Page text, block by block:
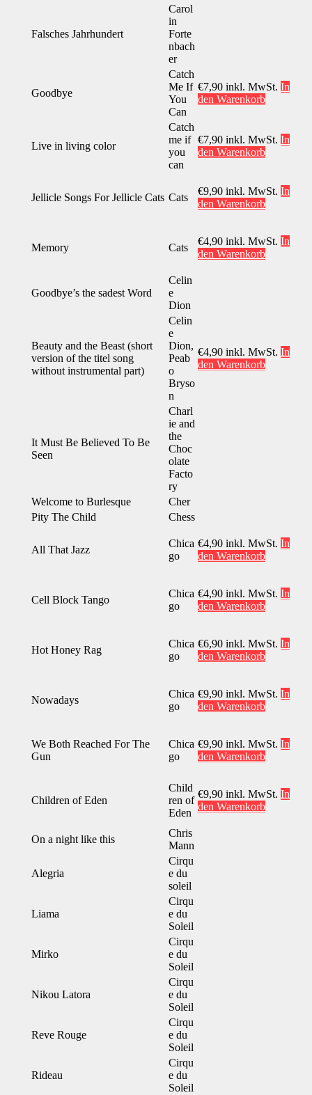
Falsches Jahrhundert
Carol
in
Forte
nbach
er
Goodbye
Catch
Me If
You
Can
€7,90 inkl. MwSt. In
den Warenkorb
Live in living color
Catch
me if
you
can
€7,90 inkl. MwSt. In
den Warenkorb
Jellicle Songs For Jellicle Cats Cats
€9,90 inkl. MwSt. In
den Warenkorb
Memory Cats
€4,90 inkl. MwSt. In
den Warenkorb
Goodbye’s the sadest Word
Celin
e
Dion
Beauty and the Beast (short
version of the titel song
without instrumental part)
Celin
e
Dion,
Peab
o
Bryso
n
€4,90 inkl. MwSt. In
den Warenkorb
It Must Be Believed To Be
Seen
Charl
ie and
the
Choc
olate
Facto
ry
Welcome to Burlesque
Cher
Pity The Child
Chess
All That Jazz
Chica
go
€4,90 inkl. MwSt. In
den Warenkorb
Cell Block Tango
Chica
go
€4,90 inkl. MwSt. In
den Warenkorb
Hot Honey Rag
Chica
go
€6,90 inkl. MwSt. In
den Warenkorb
Nowadays
Chica
go
€9,90 inkl. MwSt. In
den Warenkorb
We Both Reached For The
Gun
Chica
go
€9,90 inkl. MwSt. In
den Warenkorb
Children of Eden
Child
ren of
Eden
€9,90 inkl. MwSt. In
den Warenkorb
On a night like this
Chris
Mann
Alegria
Cirqu
e du
soleil
Liama
Cirqu
e du
Soleil
Mirko
Cirqu
e du
Soleil
Nikou Latora
Cirqu
e du
Soleil
Reve Rouge
Cirqu
e du
Soleil
Rideau
Cirqu
e du
Soleil